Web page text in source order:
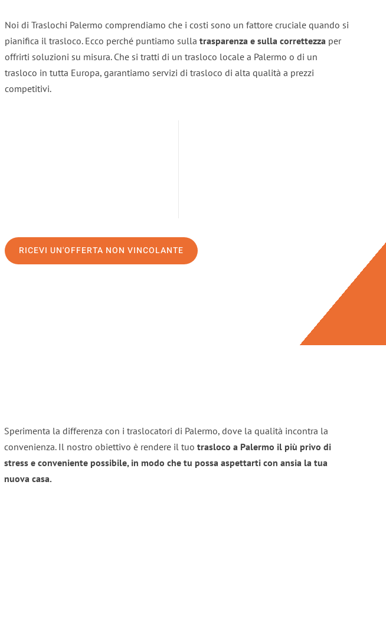
Noi di Traslochi Palermo comprendiamo che i costi sono un fattore cruciale quando si
pianifica il trasloco. Ecco perché puntiamo sulla trasparenza e sulla correttezza per
offrirti soluzioni su misura. Che si tratti di un trasloco locale a Palermo o di un
trasloco in tutta Europa, garantiamo servizi di trasloco di alta qualità a prezzi
competitivi.
RICEVI UN'OFFERTA NON VINCOLANTE
Sperimenta la differenza con i traslocatori di Palermo, dove la qualità incontra la
convenienza. Il nostro obiettivo è rendere il tuo trasloco a Palermo il più privo di
stress e conveniente possibile, in modo che tu possa aspettarti con ansia la tua
nuova casa.